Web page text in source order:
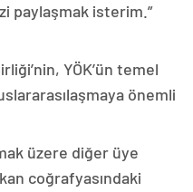
paylaşmak isterim.”
YÖK’ün temel
önemli
üzere diğer üye
coğrafyasındaki